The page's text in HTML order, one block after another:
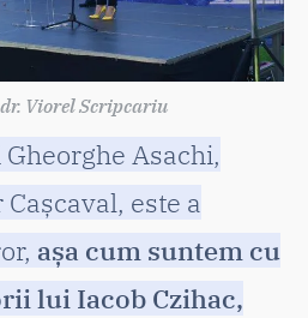
Viorel Scripcariu
Asachi,
este a
așa cum suntem cu
lui Iacob Czihac,